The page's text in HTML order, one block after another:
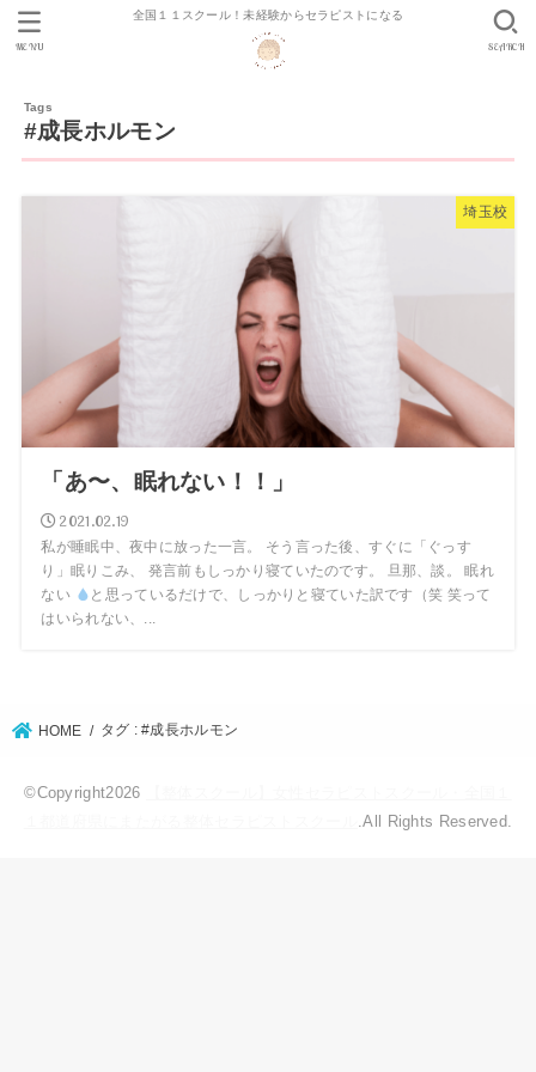
全国１１スクール！未経験からセラピストになる
SEARCH
MENU
#成長ホルモン
埼玉校
「あ〜、眠れない！！」
2021.02.19
私が睡眠中、夜中に放った一言。 そう言った後、すぐに「ぐっす
り」眠りこみ、 発言前もしっかり寝ていたのです。 旦那、談。 眠れ
ない
と思っているだけで、しっかりと寝ていた訳です（笑 笑って
はいられない、...
HOME タグ : #成長ホルモン
©Copyright2026
.All Rights Reserved.